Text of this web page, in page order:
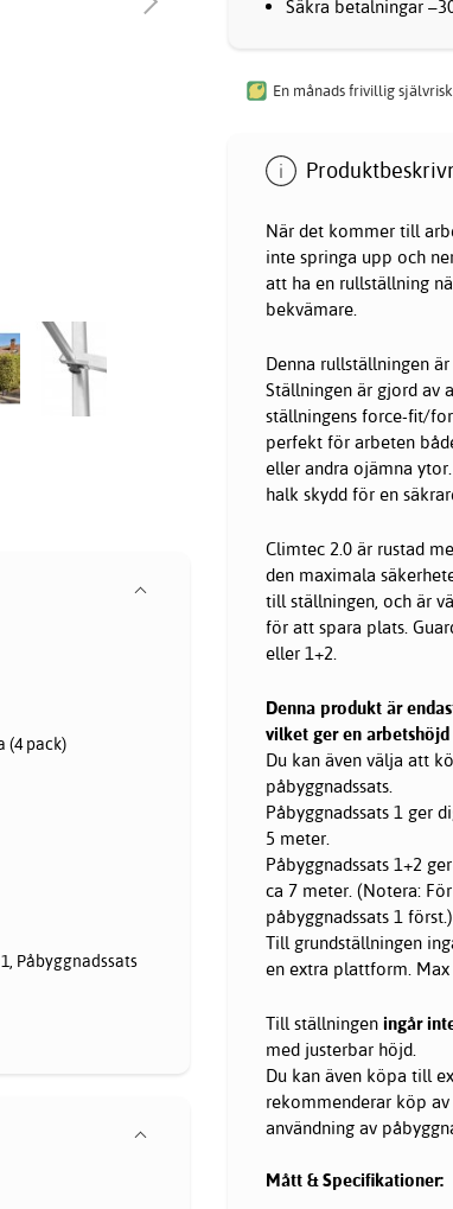
Säkra betalningar
En månads frivillig
När det kommer till
inte springa upp och
att ha en rullställning
bekvämare.
Denna rullställningen
Ställningen är gjord av
ställningens force-fit/
perfekt för arbeten
eller andra ojämna
halk skydd för en
Climtec 2.0 är rustad
den maximala
till ställningen, och är
för att spara plats.
eller 1+2.
Denna produkt är
vilket ger en
Du kan även välja att
påbyggnadssats.
Påbyggnadssats 1 ger
5 meter.
Påbyggnadssats 1+2
ca 7 meter. (Notera:
påbyggnadssats 1 först.)
Till grundställningen
en extra plattform.
Till ställningen ingår
med justerbar höjd.
Du kan även köpa till
rekommenderar köp
användning av
Mått & Specifikationer:
(4 pack)
Påbyggnadssats